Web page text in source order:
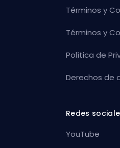
Términos y
Términos y
Política de
Derechos de
Redes
YouTube